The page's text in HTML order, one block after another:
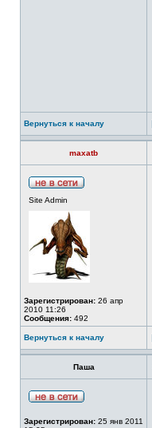
Вернуться к началу
maxatb
Site Admin
Зарегистрирован: 26 апр
2010 11:26
Сообщения: 492
Вернуться к началу
Паша
Зарегистрирован: 25 янв 2011